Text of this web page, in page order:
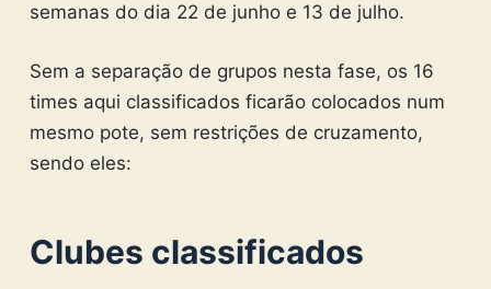
semanas do dia 22 de junho e 13 de julho.
Sem a separação de grupos nesta fase, os 16
times aqui classificados ficarão colocados num
mesmo pote, sem restrições de cruzamento,
sendo eles:
Clubes classificados